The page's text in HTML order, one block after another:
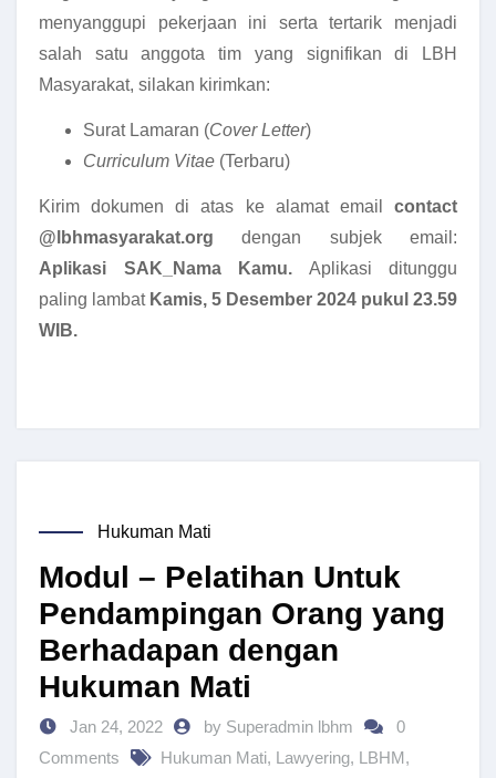
menyanggupi pekerjaan ini serta tertarik menjadi
salah satu anggota tim yang signifikan di LBH
Masyarakat, silakan kirimkan:
Surat Lamaran (Cover Letter)
Curriculum Vitae (Terbaru)
Kirim dokumen di atas ke alamat email contact
@lbhmasyarakat.org dengan subjek email:
Aplikasi SAK_Nama Kamu. Aplikasi ditunggu
paling lambat Kamis, 5 Desember 2024 pukul 23.59
WIB.
Hukuman Mati
Modul – Pelatihan Untuk
Pendampingan Orang yang
Berhadapan dengan
Hukuman Mati
Jan 24, 2022 by Superadmin lbhm
0
Comments
Hukuman Mati, Lawyering, LBHM ,